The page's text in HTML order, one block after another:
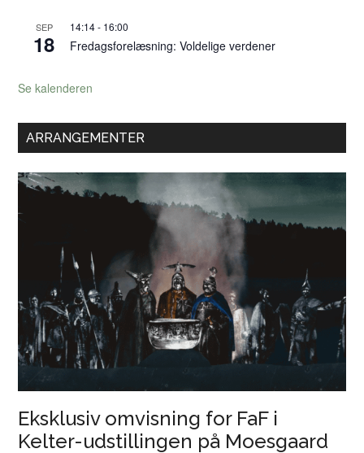
SEP
18
14:14- 16:00
Fredagsforelæsning: Voldelige verdener
Se kalenderen
ARRANGEMENTER
Eksklusiv omvisning for FaF i
Kelter-udstillingen på Moesgaard